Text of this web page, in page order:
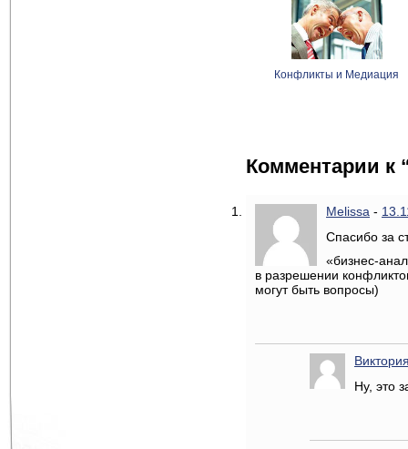
Конфликты и Медиация
Комментарии к
Melissa -
Спасибо за
«бизнес-
в разрешении
могут быть вопросы)
Ну, это